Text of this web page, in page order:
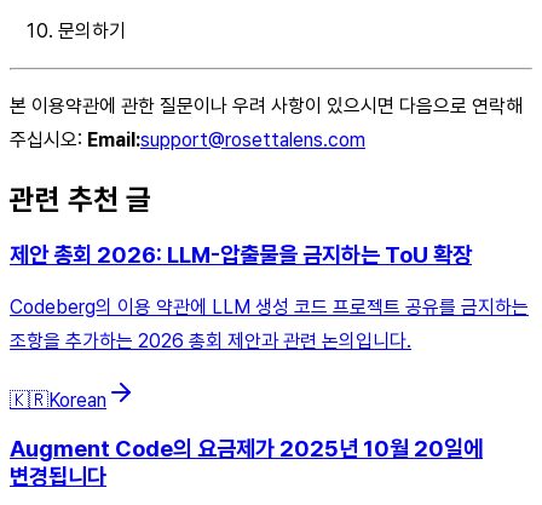
문의하기
본 이용약관에 관한 질문이나 우려 사항이 있으시면 다음으로 연락해
주십시오: Email:support@rosettalens.com
관련 추천 글
제안 총회 2026: LLM-압출물을 금지하는 ToU 확장
Codeberg의 이용 약관에 LLM 생성 코드 프로젝트 공유를 금지하는
조항을 추가하는 2026 총회 제안과 관련 논의입니다.
🇰🇷Korean
Augment Code의 요금제가 2025년 10월 20일에
변경됩니다